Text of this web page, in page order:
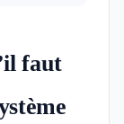
faut